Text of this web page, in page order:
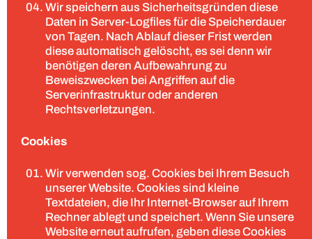
Wir speichern aus Sicherheitsgründen diese
Daten in Server-Logfiles für die Speicherdauer
von Tagen. Nach Ablauf dieser Frist werden
diese automatisch gelöscht, es sei denn wir
benötigen deren Aufbewahrung zu
Beweiszwecken bei Angriffen auf die
Serverinfrastruktur oder anderen
Rechtsverletzungen.
Cookies
Wir verwenden sog. Cookies bei Ihrem Besuch
unserer Website. Cookies sind kleine
Textdateien, die Ihr Internet-Browser auf Ihrem
Rechner ablegt und speichert. Wenn Sie unsere
Website erneut aufrufen, geben diese Cookies